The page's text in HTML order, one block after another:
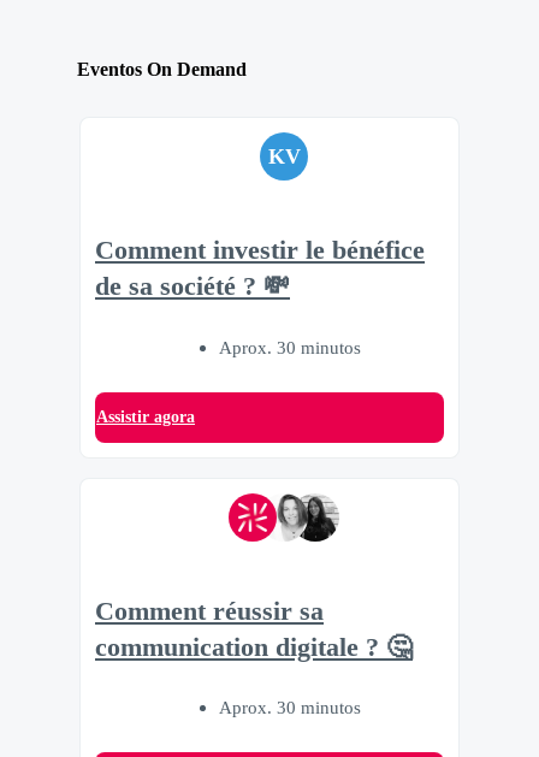
Eventos On Demand
KV
Comment investir le bénéfice
de sa société ? 💸
Aprox. 30 minutos
Assistir agora
Comment réussir sa
communication digitale ? 🤔
Aprox. 30 minutos